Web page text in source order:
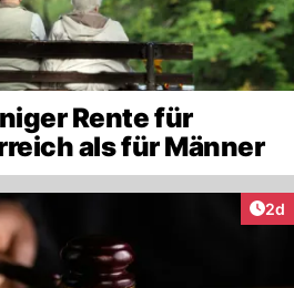
Rente für
als für Männer
2d